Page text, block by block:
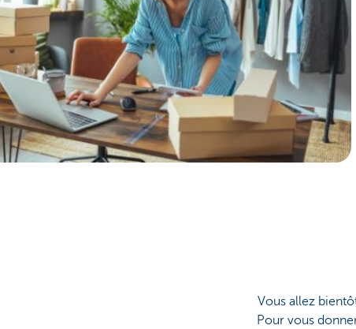
Entrepreneurs
Vous allez
Pour vous